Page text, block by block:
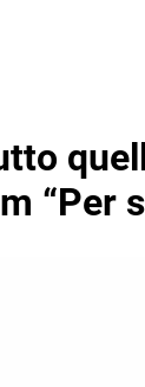
“Per